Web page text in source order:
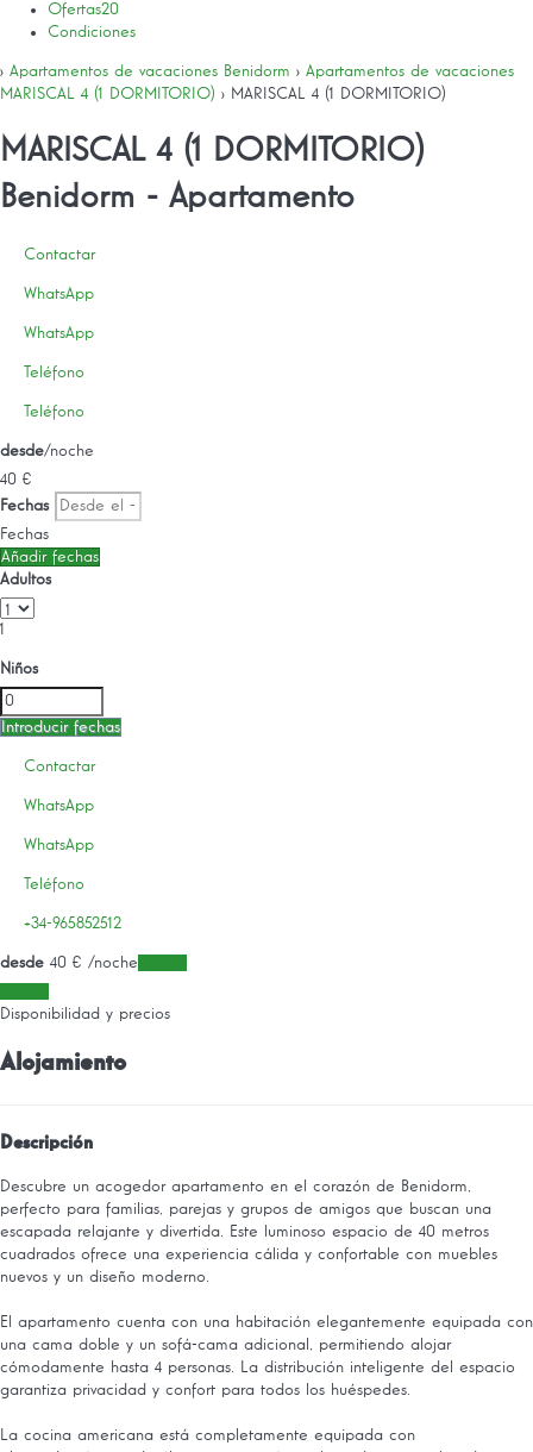
Ofertas20
Condiciones
› Apartamentos de vacaciones Benidorm › Apartamentos de vacaciones
MARISCAL 4 (1 DORMITORIO) › MARISCAL 4 (1 DORMITORIO)
MARISCAL 4 (1 DORMITORIO)
Benidorm - Apartamento
Contactar
WhatsApp
WhatsApp
Teléfono
Teléfono
desde/noche
40 €
Fechas
Fechas
Añadir fechas
Adultos
1
Niños
Introducir fechas
Contactar
WhatsApp
WhatsApp
Teléfono
+34-965852512
desde 40 € /noche
Disponibilidad y precios
Alojamiento
Descripción
Descubre un acogedor apartamento en el corazón de Benidorm,
perfecto para familias, parejas y grupos de amigos que buscan una
escapada relajante y divertida. Este luminoso espacio de 40 metros
cuadrados ofrece una experiencia cálida y confortable con muebles
nuevos y un diseño moderno.
El apartamento cuenta con una habitación elegantemente equipada con
una cama doble y un sofá-cama adicional, permitiendo alojar
cómodamente hasta 4 personas. La distribución inteligente del espacio
garantiza privacidad y confort para todos los huéspedes.
La cocina americana está completamente equipada con